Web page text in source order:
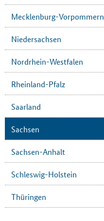
Mecklenburg-Vorpommern
Niedersachsen
Nordrhein-Westfalen
Rheinland-Pfalz
Saarland
Sachsen
Sachsen-Anhalt
Schleswig-Holstein
Thüringen